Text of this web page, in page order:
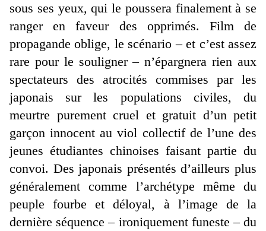
sous ses yeux, qui le poussera finalement à se
ranger en faveur des opprimés. Film de
propagande oblige, le scénario – et c’est assez
rare pour le souligner – n’épargnera rien aux
spectateurs des atrocités commises par les
japonais sur les populations civiles, du
meurtre purement cruel et gratuit d’un petit
garçon innocent au viol collectif de l’une des
jeunes étudiantes chinoises faisant partie du
convoi. Des japonais présentés d’ailleurs plus
généralement comme l’archétype même du
peuple fourbe et déloyal, à l’image de la
dernière séquence – ironiquement funeste – du